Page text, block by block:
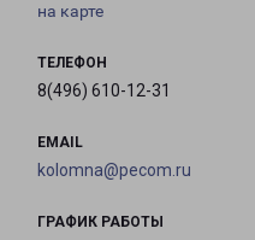
на карте
ТЕЛЕФОН
8(496) 610-12-31
EMAIL
kolomna@pecom.ru
ГРАФИК РАБОТЫ